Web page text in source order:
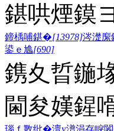
鍖哄煙鏌
鍗楀哺鍖�[13978]涔濋緳
鍙ｅ尯[690]
鎸夊晢鍦
閫夋嫨鍟
瑙ｆ斁纰�澶у潽涓存睙